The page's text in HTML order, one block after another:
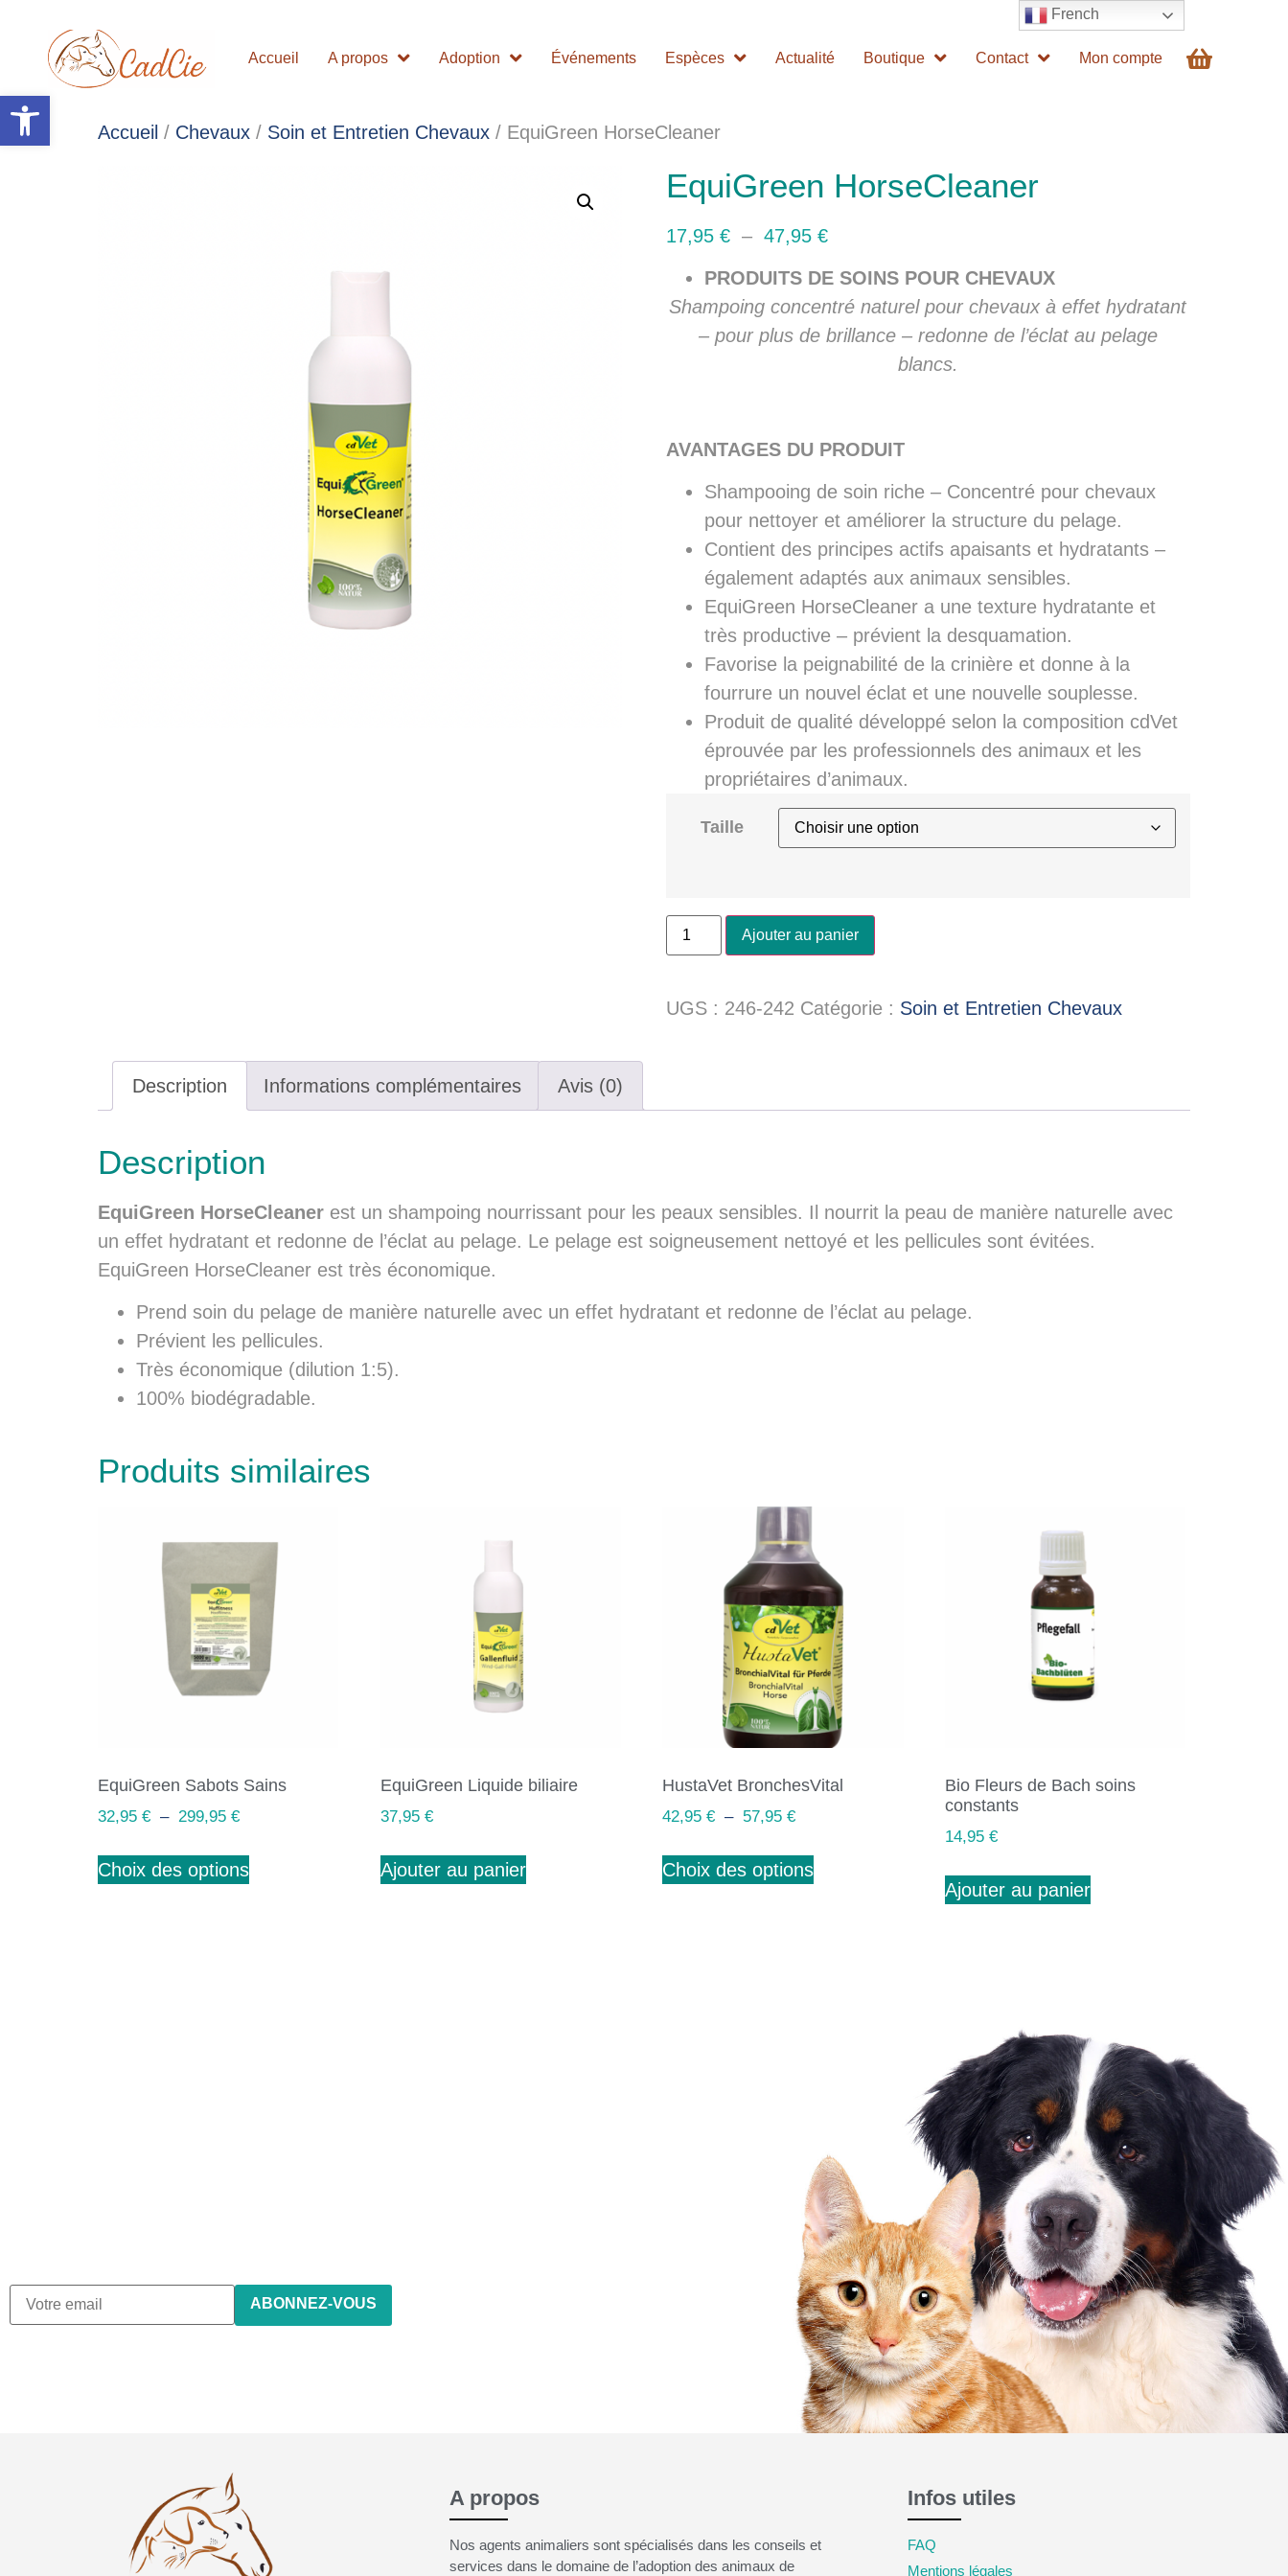
Ouvrir la barre d’outils
Accueil A propos Adoption Événements Espèces Actualité Boutique Contact Mon compte
Accueil / Chevaux / Soin et Entretien Chevaux / EquiGreen HorseCleaner
EquiGreen HorseCleaner
17,95 € – 47,95 €
PRODUITS DE SOINS POUR CHEVAUX
Shampoing concentré naturel pour chevaux à effet hydratant
– pour plus de brillance – redonne de l’éclat au pelage
blancs.
AVANTAGES DU PRODUIT
Shampooing de soin riche – Concentré pour chevaux
pour nettoyer et améliorer la structure du pelage.
Contient des principes actifs apaisants et hydratants –
également adaptés aux animaux sensibles.
EquiGreen HorseCleaner a une texture hydratante et
très productive – prévient la desquamation.
Favorise la peignabilité de la crinière et donne à la
fourrure un nouvel éclat et une nouvelle souplesse.
Produit de qualité développé selon la composition cdVet
éprouvée par les professionnels des animaux et les
propriétaires d’animaux.
Taille
Ajouter au panier
UGS : 246-242 Catégorie : Soin et Entretien Chevaux
Description Informations complémentaires Avis (0)
Description
EquiGreen HorseCleaner est un shampoing nourrissant pour les peaux sensibles. Il nourrit la peau de manière naturelle avec
un effet hydratant et redonne de l’éclat au pelage. Le pelage est soigneusement nettoyé et les pellicules sont évitées.
EquiGreen HorseCleaner est très économique.
Prend soin du pelage de manière naturelle avec un effet hydratant et redonne de l’éclat au pelage.
Prévient les pellicules.
Très économique (dilution 1:5).
100% biodégradable.
Produits similaires
EquiGreen Sabots Sains
32,95 € – 299,95 €
Choix des options
EquiGreen Liquide biliaire
37,95 €
Ajouter au panier
HustaVet BronchesVital
42,95€ – 57,95€
Choix des options
Bio Fleurs de Bach soins
constants
14,95€
Ajouter au panier
A propos
Nos agents animaliers sont spécialisés dans les conseils et
services dans le domaine de l’adoption des animaux de
Infos utiles
FAQ
Mentions légales
French